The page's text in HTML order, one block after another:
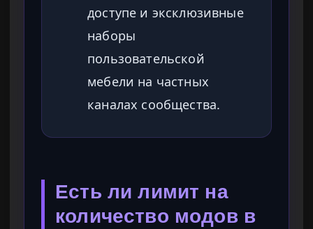
доступе и эксклюзивные
наборы
пользовательской
мебели на частных
каналах сообщества.
Есть ли лимит на
количество модов в